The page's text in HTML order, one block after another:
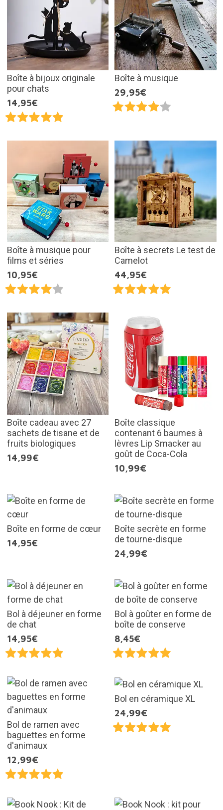
Boîte à bijoux originale
pour chats
14,95€
Boîte à musique
29,95€
Boîte à musique pour
films et séries
10,95€
Boîte à secrets Le test de
Camelot
44,95€
Boîte cadeau avec 27
sachets de tisane et de
fruits biologiques
14,99€
Boîte classique
contenant 6 baumes à
lèvres Lip Smacker au
goût de Coca-Cola
10,99€
Boîte en forme de cœur
14,95€
Boîte secrète en forme
de tourne-disque
24,99€
Bol à déjeuner en forme
de chat
14,95€
Bol à goûter en forme de
boîte de conserve
8,45€
Bol de ramen avec
baguettes en forme
d'animaux
12,99€
Bol en céramique XL
24,99€